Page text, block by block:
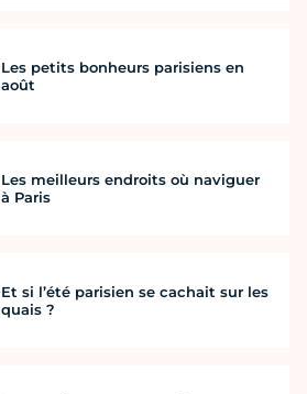
Les petits bonheurs parisiens en
août
Les meilleurs endroits où naviguer
à Paris
Et si l’été parisien se cachait sur les
quais ?